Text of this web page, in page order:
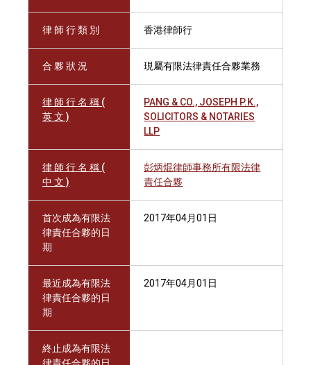
律 師 行 類 別 香港律師行
合 夥 狀 況 現屬有限法律責任合夥業務
律 師 行 名 稱 (
英 文 )
PANG & CO., JOSEPH P.K.,
SOLICITORS & NOTARIES
LLP
律 師 行 名 稱 (
中 文 )
彭炳焜律師事務所有限法律
責任合夥
首次成為有限法
律責任合夥的日
期
2017年04月01日
最近成為有限法
律責任合夥的日
期
2017年04月01日
終止成為有限法